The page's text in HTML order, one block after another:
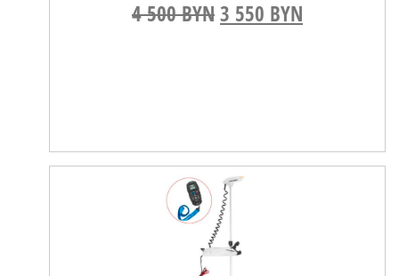
4 500BYNПервоначальная
3 550 BYN